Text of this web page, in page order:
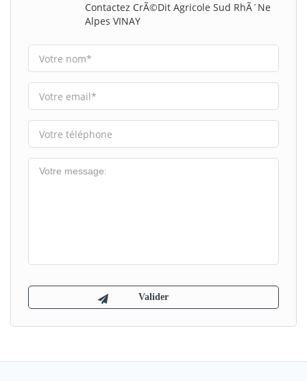
Contactez CrÃ©dit Agricole Sud RhÃ´ne
Alpes VINAY